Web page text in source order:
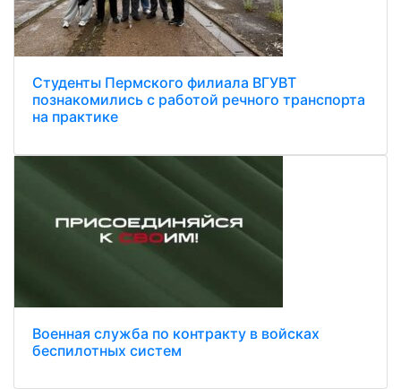
Студенты Пермского филиала ВГУВТ
познакомились с работой речного транспорта
на практике
Военная служба по контракту в войсках
беспилотных систем